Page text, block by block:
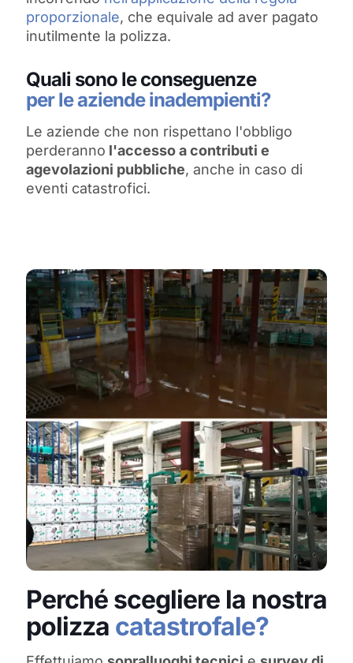
proporzionale, che equivale ad aver pagato
inutilmente la polizza.
Quali sono le conseguenze
per le aziende inadempienti?
Le aziende che non rispettano l'obbligo
perderanno l'accesso a contributi e
agevolazioni pubbliche, anche in caso di
eventi catastrofici.
Perché scegliere la nostra
polizza catastrofale?